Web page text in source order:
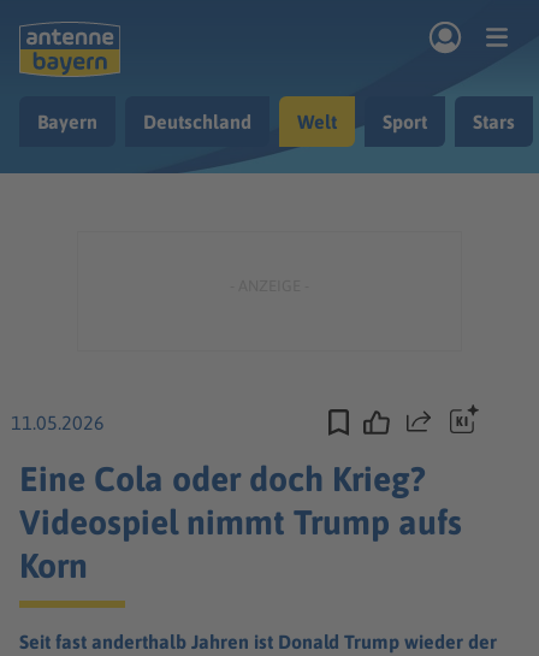
Nachrichten
Bayern Deutschland Welt Sport Stars
11.05.2026 Teilen
Eine Cola oder doch Krieg?
Videospiel nimmt Trump aufs
Korn
Seit fast anderthalb Jahren ist Donald Trump wieder der